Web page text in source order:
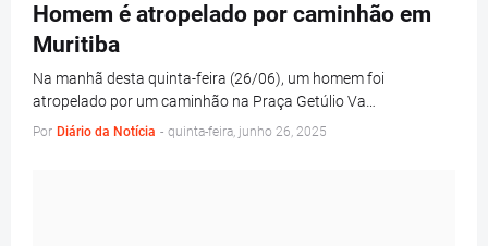
Homem é atropelado por caminhão em
Muritiba
Na manhã desta quinta-feira (26/06), um homem foi
atropelado por um caminhão na Praça Getúlio Va…
Por Diário da Notícia - quinta-feira, junho 26, 2025